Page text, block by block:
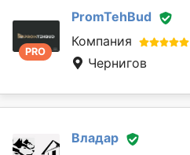
PRO
PromTehBud
Компания
Чернигов
Владар